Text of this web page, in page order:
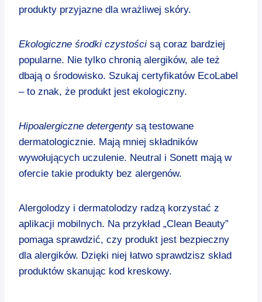
produkty przyjazne dla wrażliwej skóry.
Ekologiczne środki czystości są coraz bardziej
popularne. Nie tylko chronią alergików, ale też
dbają o środowisko. Szukaj certyfikatów EcoLabel
– to znak, że produkt jest ekologiczny.
Hipoalergiczne detergentysą testowane
dermatologicznie. Mają mniej składników
wywołujących uczulenie. Neutral i Sonett mają w
ofercie takie produkty bez alergenów.
Alergolodzy i dermatolodzy radzą korzystać z
aplikacji mobilnych. Na przykład „Clean Beauty”
pomaga sprawdzić, czy produkt jest bezpieczny
dla alergików. Dzięki niej łatwo sprawdzisz skład
produktów skanując kod kreskowy.